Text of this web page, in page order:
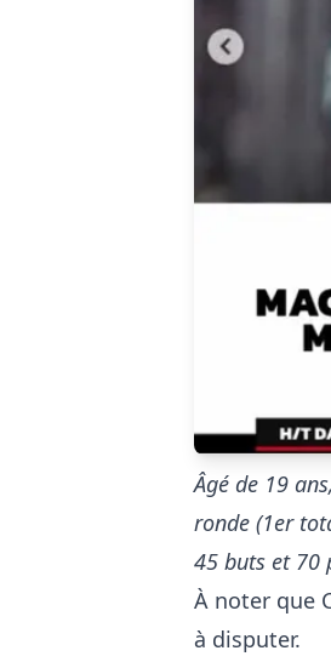
Âgé de 19 ans,
ronde (1er
45 buts et 70
À noter que
à disputer.